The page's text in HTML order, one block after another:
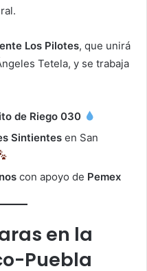
Los Pilotes, que unirá
Tetela, y se trabaja
de Riego 030
Sintientes en San
con apoyo de Pemex
en la
Puebla